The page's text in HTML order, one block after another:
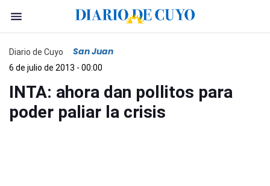
Diario de Cuyo San Juan
6 de julio de 2013 - 00:00
INTA: ahora dan pollitos para
poder paliar la crisis